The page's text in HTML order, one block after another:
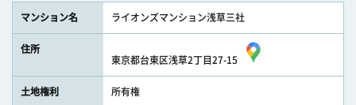
マンション名 ライオンズマンション浅草三社
住所
東京都台東区浅草2丁目27-15
土地権利 所有権